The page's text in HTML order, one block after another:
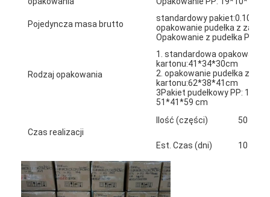
Pojedyncza masa brutto
standardowy pakiet:0.105kg
opakowanie pudełka z
Opakowanie z pudełka
Rodzaj opakowania
1. standardowa
kartonu:41*34*30cm
2. opakowanie pudełka z
kartonu:62*38*41cm
3Pakiet pudełkowy PP: 1
51*41*59 cm
Czas realizacji
Ilość (części) 50 - 199
Est. Czas (dni) 10